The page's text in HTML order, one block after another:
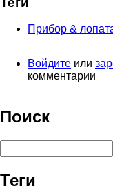
Прибор &
Войдите или
комментарии
Поиск
Теги